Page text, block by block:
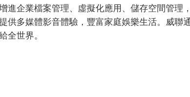
進企業檔案管理、虛擬化應用、儲存空間管理
供多媒體影音體驗，豐富家庭娛樂生活。威聯
全世界。